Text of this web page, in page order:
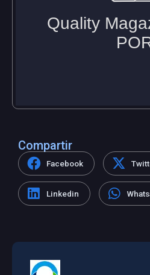
Compartir
Facebook
Linkedin